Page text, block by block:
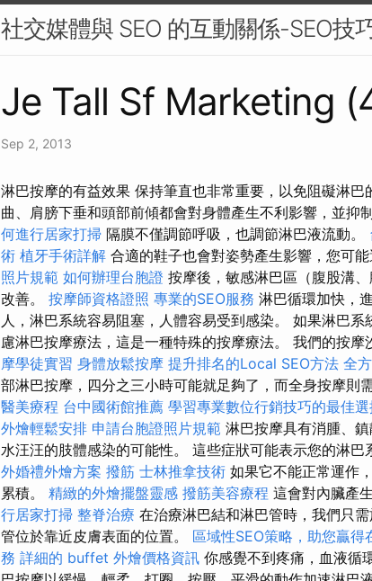
社交媒體與 SEO 的互動關係-SEO技
Je Tall Sf Marketing
Sep 2, 2013
淋巴按摩的有益效果 保持筆直也非常重要，以免阻礙淋巴
曲、肩膀下垂和頭部前傾都會對身體產生不利影響，並抑
何進行居家打掃 隔膜不僅調節呼吸，也調節淋巴液流動。
術 植牙手術詳解 合適的鞋子也會對姿勢產生影響，您可能
照片規範 如何辦理台胞證 按摩後，敏感淋巴區（腹股溝
改善。 按摩師資格證照 專業的SEO服務 淋巴循環加快，
人，淋巴系統容易阻塞，人體容易受到感染。 如果淋巴
慮淋巴按摩療法，這是一種特殊的按摩療法。 我們的按
摩學徒實習 身體放鬆按摩 提升排名的Local SEO方法 全
部淋巴按摩，四分之三小時可能就足夠了，而全身按摩則
醫美療程 台中國術館推薦 學習專業數位行銷技巧的最佳
外燴輕鬆安排 申請台胞證照片規範 淋巴按摩具有消腫、
水汪汪的肢體感染的可能性。 這些症狀可能表示您的淋
外婚禮外燴方案 撥筋 士林推拿技術 如果它不能正常運作
累積。 精緻的外燴擺盤靈感 撥筋美容療程 這會對內臟產
行居家打掃 整脊治療 在治療淋巴結和淋巴管時，我們只
管位於靠近皮膚表面的位置。 區域性SEO策略，助您贏得
務 詳細的 buffet 外燴價格資訊 你感覺不到疼痛，血液循